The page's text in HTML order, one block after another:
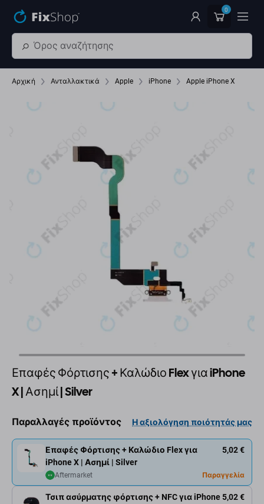
0
Αρχική Ανταλλακτικά Apple iPhone Apple iPhone X
Επαφές Φόρτισης + Καλώδιο Flex για iPhone
X | Ασημί | Silver
Παραλλαγές προϊόντος Η αξιολόγηση ποιότητάς μας
Τσιπ ασύρματης φόρτισης + NFC για iPhone5,02 €
Επαφές Φόρτισης + Καλώδιο Flex για
iPhone X | Ασημί | Silver
5,02 €
Aftermarket Παραγγελία